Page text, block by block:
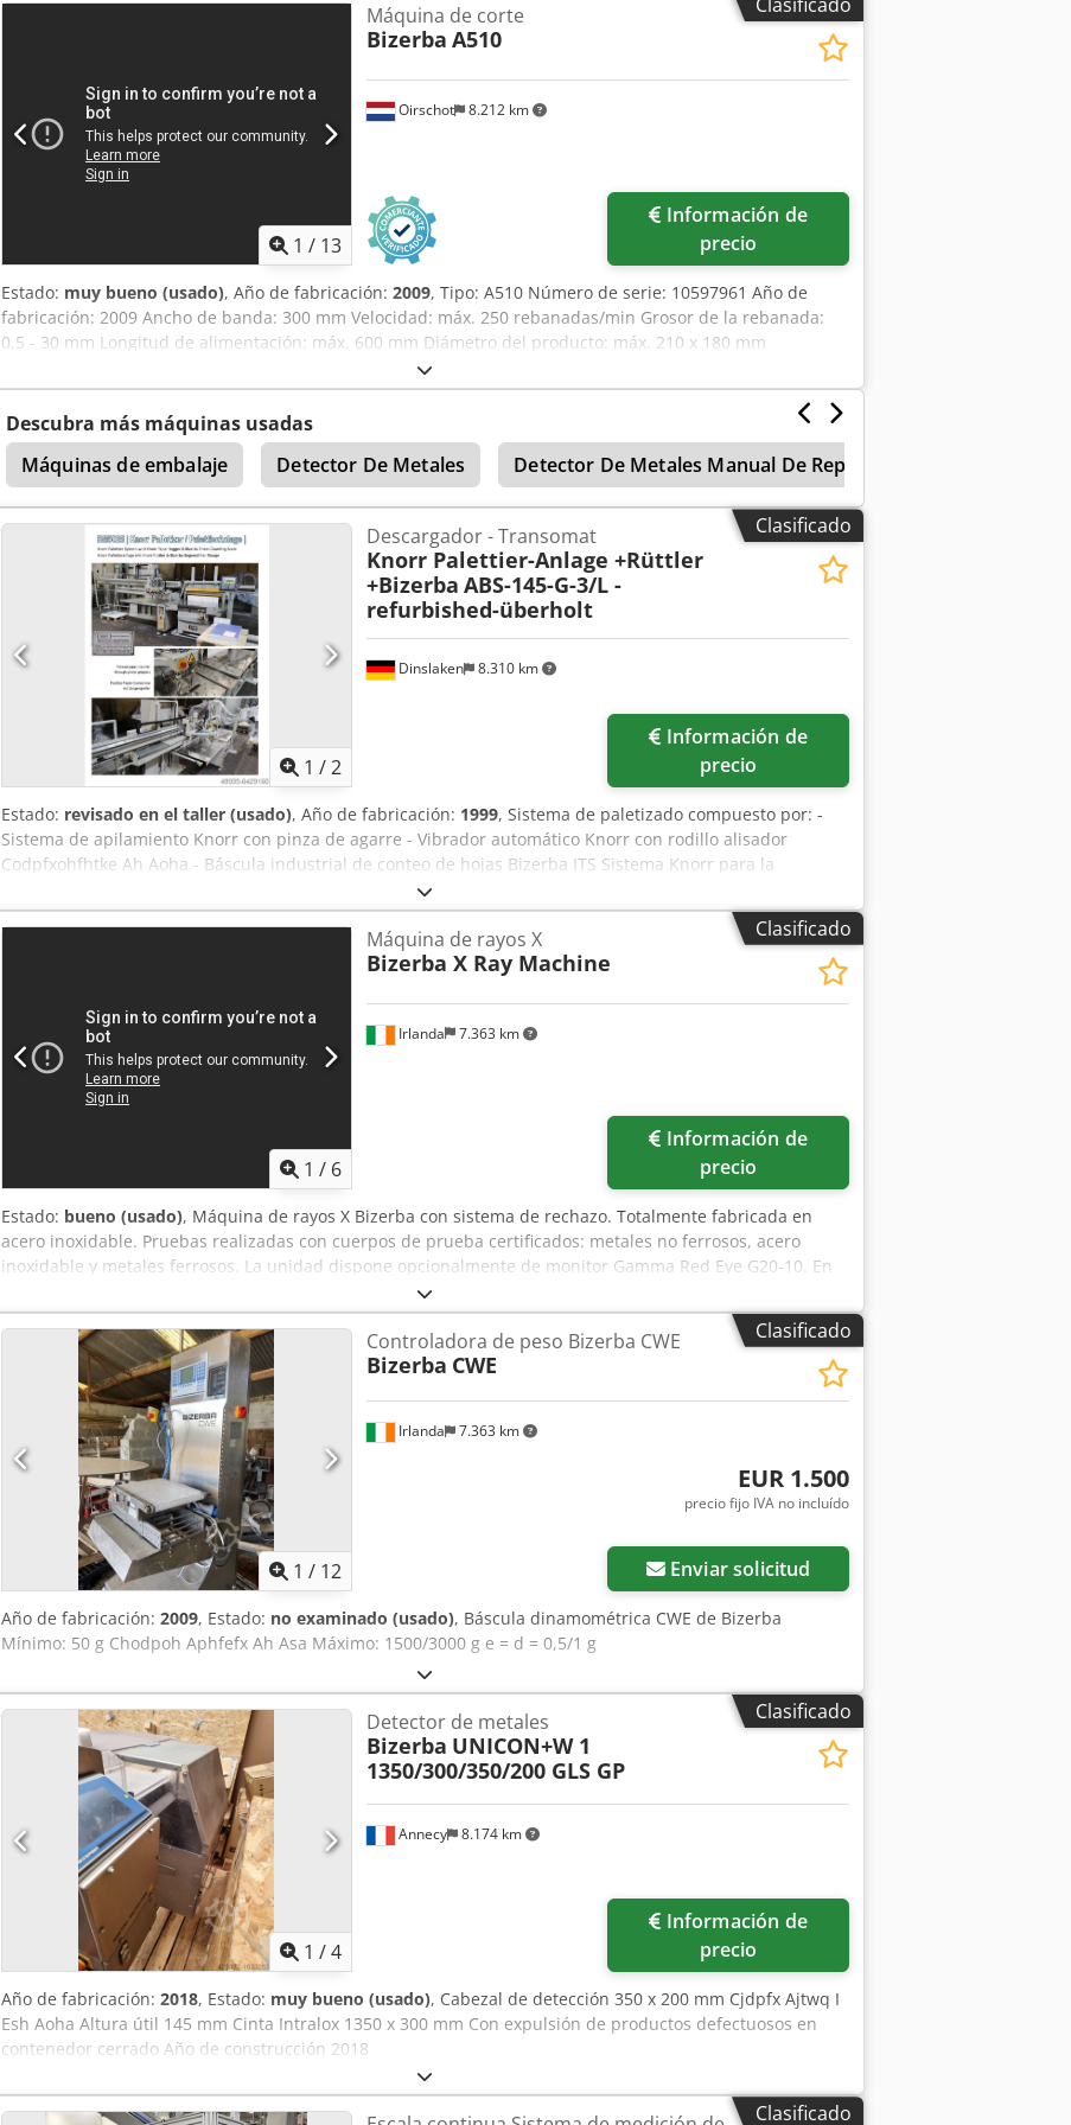
1 / 13
Oirschot 8.212 km
Máquina de corte
Bizerba A510
precio
Estado: muy bueno (usado), Año de fabricación: 2009, Tipo: A510 Número de serie: 10597961 Año de
fabricación: 2009 Ancho de banda: 300 mm Velocidad: máx. 250 rebanadas/min Grosor de la rebanada:
0,5 - 30 mm Longitud de alimentación: máx. 600 mm Diámetro del producto: máx. 210 x 180 mm
Cjdpfsyhm T Eex Ah Asha Altura de apilado: máx. 60 mm Diámetro de la cuchilla: 420 mm Potencia: 3 x
400 V, 50 Hz, 2,3 kW Dimensiones: 2350 x 800 x 1850 mm Peso: 420 kg
Descubra más máquinas usadas
Máquinas de embalaje
Detector De Metales Detector De Metales Manual De Reparacion
Clasificado
Pedir más fotos
1 /2
Dinslaken 8.310 km
Descargador - Transomat
Knorr Palettier-Anlage +Rüttler
+Bizerba ABS-145-G-3/L -
refurbished-überholt
precio
Estado: revisado en el taller (usado), Año de fabricación: 1999, Sistema de paletizado compuesto por: -
Sistema de apilamiento Knorr con pinza de agarre - Vibrador automático Knorr con rodillo alisador
Codpfxohfhtke Ah Aoha - Báscula industrial de conteo de hojas Bizerba ITS Sistema Knorr para la
descarga y el paletizado de pilas de hojas contadas. El papel se cuenta en la mesa vibratoria con la
báscula de papel Bizerba, se alinea en el vibrador y se alisa con el rodillo alisador. El sistema de descarga
Knorr agarra las pilas de papel con la pinza de agarre y las paletiza con precisión en la paleta. El sistema
también se puede utilizar como alternativa para aumentar la eficiencia en comparación con un elevador
Clasificado
1 / 6
Irlanda 7.363 km
Máquina de rayos X
Bizerba X Ray Machine
precio
Estado: bueno (usado), Máquina de rayos X Bizerba con sistema de rechazo. Totalmente fabricada en
acero inoxidable. Pruebas realizadas con cuerpos de prueba certificados: metales no ferrosos, acero
inoxidable y metales ferrosos. La unidad dispone opcionalmente de monitor Gamma Red Eye G20-10. En
Clasificado
1 / 12
Irlanda 7.363 km
Controladora de peso Bizerba CWE
Bizerba CWE
EUR 1.500
precio fijo IVA no incluído
Enviar solicitud
Año de fabricación: 2009, Estado: no examinado (usado), Báscula dinamométrica CWE de Bizerba
Mínimo: 50 g Chodpoh Aphfefx Ah Asa Máximo: 1500/3000 g e = d = 0,5/1 g
Clasificado
1 /4
Annecy 8.174 km
Detector de metales
Bizerba UNICON+W 1
1350/300/350/200 GLS GP
precio
Año de fabricación: 2018, Estado: muy bueno (usado), Cabezal de detección 350 x 200 mm Cjdpfx Ajtwq I
Esh Aoha Altura útil 145 mm Cinta Intralox 1350 x 300 mm Con expulsión de productos defectuosos en
contenedor cerrado Año de construcción 2018
Clasificado